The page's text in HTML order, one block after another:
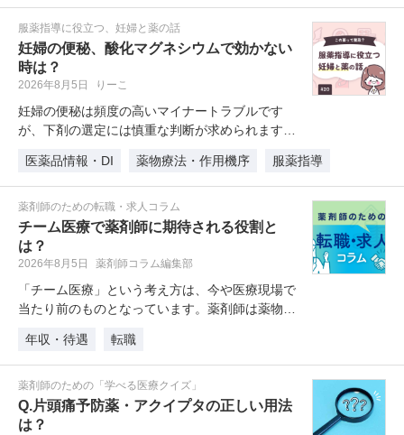
服薬指導に役立つ、妊婦と薬の話
妊婦の便秘、酸化マグネシウムで効かない
時は？
2026年8月5日 りーこ
妊婦の便秘は頻度の高いマイナートラブルです
が、下剤の選定には慎重な判断が求められます。
医薬品情報・DI
薬物療法・作用機序 服薬指導
薬剤師のための転職・求人コラム
チーム医療で薬剤師に期待される役割と
は？
2026年8月5日 薬剤師コラム編集部
「チーム医療」という考え方は、今や医療現場で
当たり前のものとなっています。薬剤師は薬物療
年収・待遇
転職
薬剤師のための「学べる医療クイズ」
Q.片頭痛予防薬・アクイプタの正しい用法
は？